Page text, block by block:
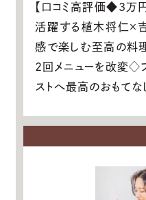
【口コミ高評価◆3万
活躍する植木将仁×
感で楽しむ至高の料
2回メニューを改変◇
ストへ最高のおもてな